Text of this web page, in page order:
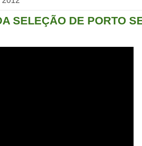
SELEÇÃO DE PORTO